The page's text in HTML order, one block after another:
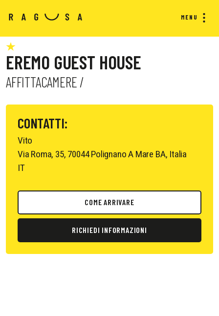
MENU
EREMO GUEST HOUSE
AFFITTACAMERE /
CONTATTI:
Vito
Via Roma, 35, 70044 Polignano A Mare BA, Italia
IT
COME ARRIVARE
RICHIEDI INFORMAZIONI